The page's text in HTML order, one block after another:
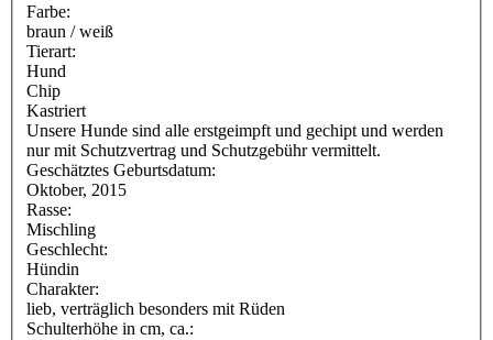
Farbe:
braun / weiß
Tierart:
Hund
Chip
Kastriert
Unsere Hunde sind alle erstgeimpft und gechipt und werden
nur mit Schutzvertrag und Schutzgebühr vermittelt.
Geschätztes Geburtsdatum:
Oktober, 2015
Rasse:
Mischling
Geschlecht:
Hündin
Charakter:
lieb, verträglich besonders mit Rüden
Schulterhöhe in cm, ca.: